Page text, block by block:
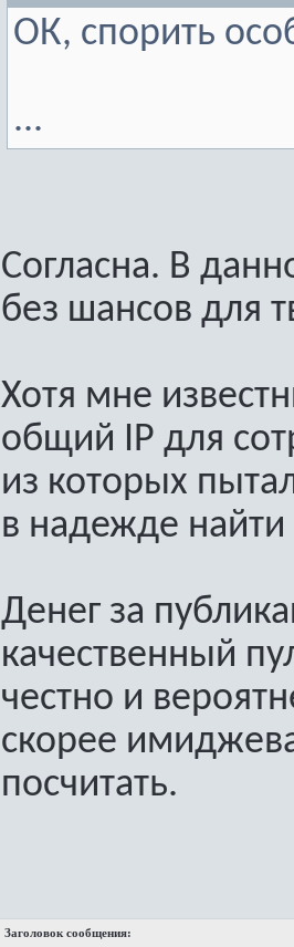
ОК, спорить
...
Согласна. В
без шансов для
Хотя мне
общий IP для
из которых
в надежде найти
Денег за
качественный
честно и
скорее
посчитать.
Заголовок сообщения: